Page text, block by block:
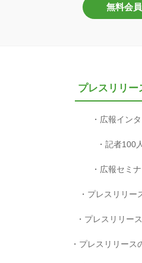
無料会
プレスリリー
広報イン
記者100
広報セミ
プレスリリー
プレスリリー
プレスリリース